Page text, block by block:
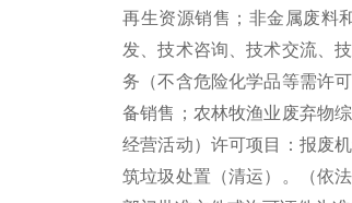
再生资源销售；非金属废料
发、技术咨询、技术交流、
务（不含危险化学品等需许
备销售；农林牧渔业废弃物
经营活动）许可项目：报废
筑垃圾处置（清运）。（依